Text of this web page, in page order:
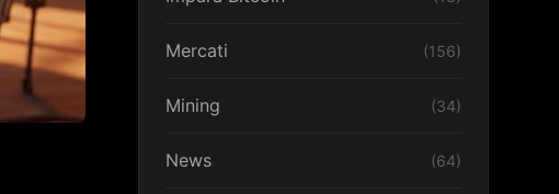
Mercati (156)
Mining (34)
News (64)